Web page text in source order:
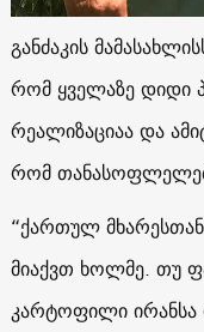
განძაკის
რომ ყველაზე
რეალიზაციაა და
რომ
“ქართულ
მიაქვთ ხოლმე. თუ
კარტოფილი ირანსა